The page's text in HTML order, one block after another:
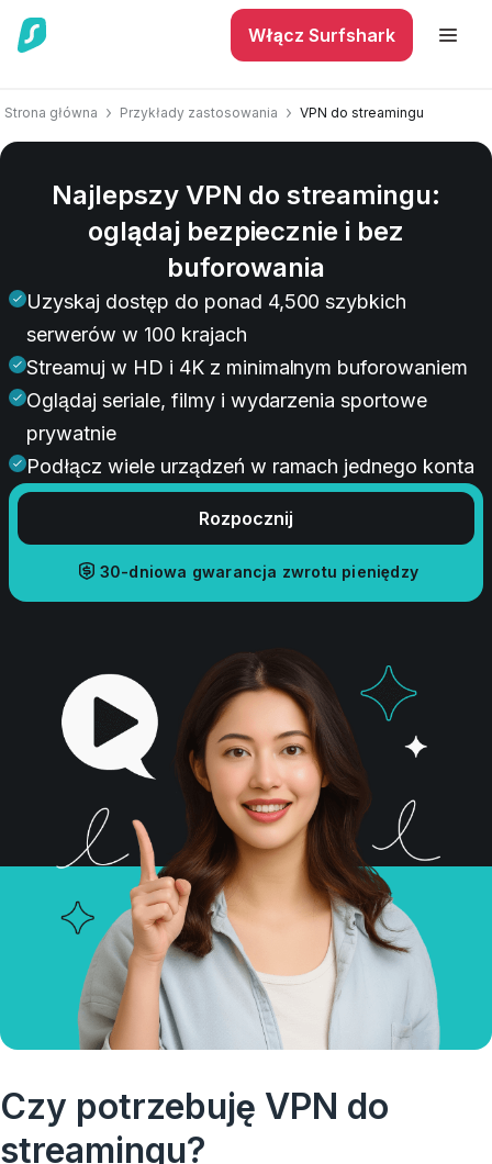
Włącz Surfshark
Strona główna Przykłady zastosowania VPN do streamingu
Najlepszy VPN do streamingu:
oglądaj bezpiecznie i bez
buforowania
Uzyskaj dostęp do ponad 4,500 szybkich
serwerów w 100 krajach
Streamuj w HD i 4K z minimalnym buforowaniem
Oglądaj seriale, filmy i wydarzenia sportowe
prywatnie
Podłącz wiele urządzeń w ramach jednego konta
Rozpocznij
30-dniowa gwarancja zwrotu pieniędzy
Czy potrzebuję VPN do
streamingu?